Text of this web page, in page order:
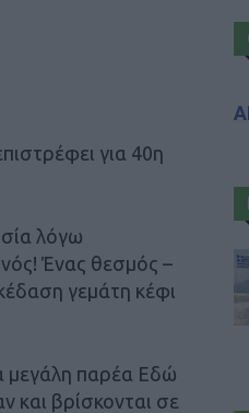
για 40η
λόγω
Ένας θεσμός –
γεμάτη κέφι
μεγάλη παρέα Εδώ
και βρίσκονται σε